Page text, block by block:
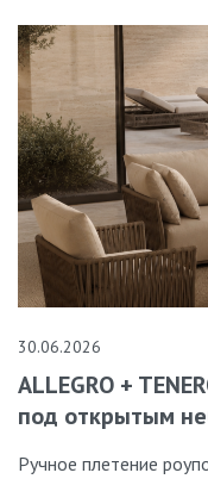
30.06.2026
ALLEGRO +
под открытым
Ручное плетение